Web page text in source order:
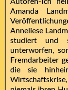
Amanda
Anneliese
studiert und
unterworfen,
Fremdarbeiter
die sie